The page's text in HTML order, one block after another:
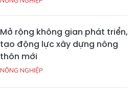
Mở rộng không gian phát triển,
tạo động lực xây dựng nông
thôn mới
NÔNG NGHIỆP